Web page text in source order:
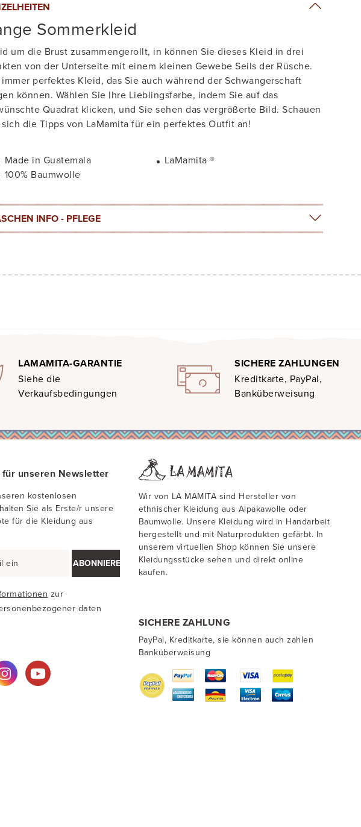
Sommerkleid
um die Brust zusammengerollt, in können Sie dieses Kleid in drei
von der Unterseite mit einem kleinen Gewebe Seils der Rüsche.
immer perfektes Kleid, das Sie auch während der Schwangerschaft
können. Wählen Sie Ihre Lieblingsfarbe, indem Sie auf das
Quadrat klicken, und Sie sehen das vergrößerte Bild. Schauen
sich die Tipps von LaMamita für ein perfektes Outfit an!
Made in Guatemala
LaMamita ®
100% Baumwolle
INFO - PFLEGE
LAMAMITA-GARANTIE
Siehe die
Verkaufsbedingungen
SICHERE ZAHLUNGEN
Kreditkarte, PayPal,
Banküberweisung
unseren Newsletter
kostenlosen
Sie als Erste/r unsere
für die Kleidung aus
ABONNIEREN
zur
daten
Wir von LA MAMITA sind Hersteller von
ethnischer Kleidung aus Alpakawolle oder
Baumwolle. Unsere Kleidung wird in Handarbeit
hergestellt und mit Naturprodukten gefärbt. In
unserem virtuellen Shop können Sie unsere
Kleidungsstücke sehen und direkt online
kaufen.
SICHERE ZAHLUNG
PayPal, Kreditkarte, sie können auch zahlen
Banküberweisung